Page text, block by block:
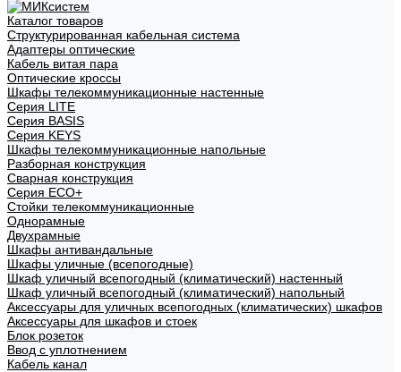
Каталог товаров
Структурированная кабельная система
Адаптеры оптические
Кабель витая пара
Оптические кроссы
Шкафы телекоммуникационные настенные
Cерия LITE
Cерия BASIS
Cерия KEYS
Шкафы телекоммуникационные напольные
Разборная конструкция
Сварная конструкция
Серия ECO+
Стойки телекоммуникационные
Однорамные
Двухрамные
Шкафы антивандальные
Шкафы уличные (всепогодные)
Шкаф уличный всепогодный (климатический) настенный
Шкаф уличный всепогодный (климатический) напольный
Аксессуары для уличных всепогодных (климатических) шкафов
Аксессуары для шкафов и стоек
Блок розеток
Ввод с уплотнением
Кабель канал